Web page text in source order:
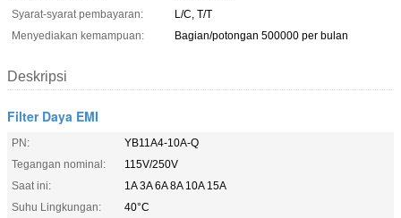
Syarat-syarat pembayaran:
L/C, T/T
Menyediakan kemampuan:
Bagian/potongan 500000 per bulan
Deskripsi
Filter Daya EMI
PN:
YB11A4-10A-Q
Tegangan nominal:
115V/250V
Saat ini:
1A 3A 6A 8A 10A 15A
Suhu Lingkungan:
40°C